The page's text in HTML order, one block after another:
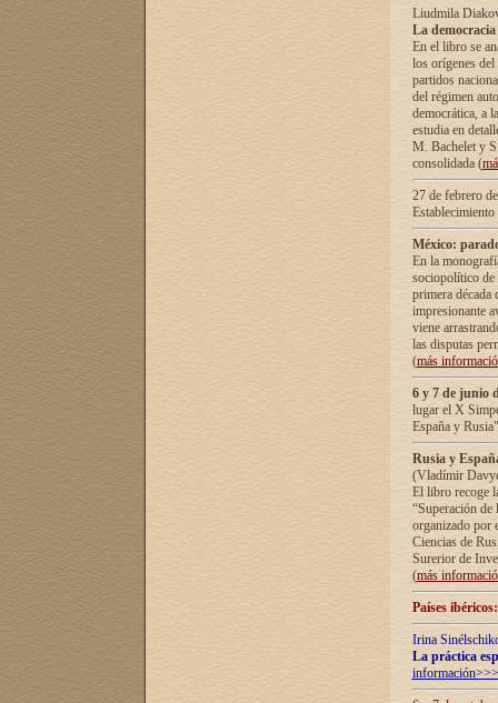
Liudmila
La
En el libro se
los orígenes
partidos
del régimen
democrática, а
estudia en
М. Bachelet у
consolidada (
27 de febrero
México:
En la
sociopolítico de
primera década
impresionante
viene
las disputas
(más
6 y 7 de junio
lugar el X
España y
Rusia y
(Vladímir
El libro recoge
“Superación
organizado por
Ciencias de
Surerior de
(más
Países
Irina
La práctica
información>>>